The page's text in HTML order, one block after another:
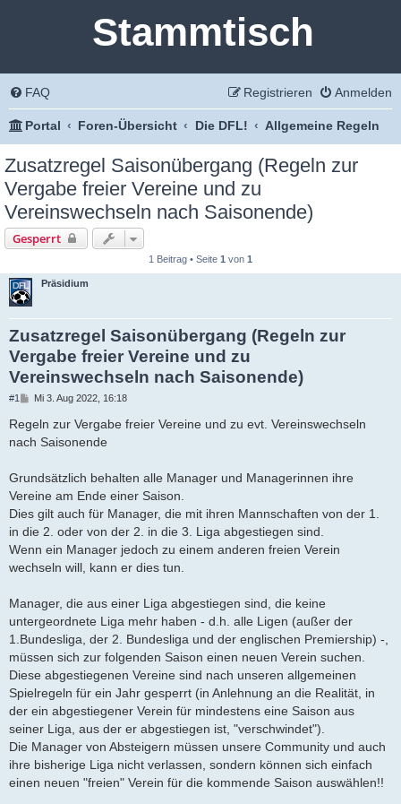
Stammtisch
FAQ Anmelden
Registrieren
Portal Foren-Übersicht Die DFL! Allgemeine Regeln
Zusatzregel Saisonübergang (Regeln zur
Vergabe freier Vereine und zu
Vereinswechseln nach Saisonende)
Gesperrt
1 Beitrag • Seite 1 von 1
Präsidium
Zusatzregel Saisonübergang (Regeln zur
Vergabe freier Vereine und zu
Vereinswechseln nach Saisonende)
#1
B
i
t
r
Mi 3. Aug 2022, 16:18
Regeln zur Vergabe freier Vereine und zu evt. Vereinswechseln
nach Saisonende
Grundsätzlich behalten alle Manager und Managerinnen ihre
Vereine am Ende einer Saison.
Dies gilt auch für Manager, die mit ihren Mannschaften von der 1.
in die 2. oder von der 2. in die 3. Liga abgestiegen sind.
Wenn ein Manager jedoch zu einem anderen freien Verein
wechseln will, kann er dies tun.
Manager, die aus einer Liga abgestiegen sind, die keine
untergeordnete Liga mehr haben - d.h. alle Ligen (außer der
1.Bundesliga, der 2. Bundesliga und der englischen Premiership) -,
müssen sich zur folgenden Saison einen neuen Verein suchen.
Diese abgestiegenen Vereine sind nach unseren allgemeinen
Spielregeln für ein Jahr gesperrt (in Anlehnung an die Realität, in
der ein abgestiegener Verein für mindestens eine Saison aus
seiner Liga, aus der er abgestiegen ist, "verschwindet").
Die Manager von Absteigern müssen unsere Community und auch
ihre bisherige Liga nicht verlassen, sondern können sich einfach
einen neuen "freien" Verein für die kommende Saison auswählen!!